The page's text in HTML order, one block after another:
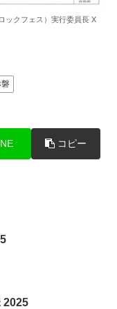
ックフェス）実行委員長 X
コピー
2025